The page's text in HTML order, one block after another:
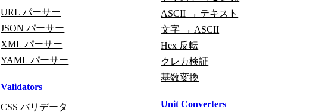
URL パーサー
JSON パーサー
XML パーサー
YAML パーサー
Validators
CSS バリデータ
ASCII → テキスト
文字 → ASCII
Hex 反転
クレカ検証
基数変換
Unit Converters